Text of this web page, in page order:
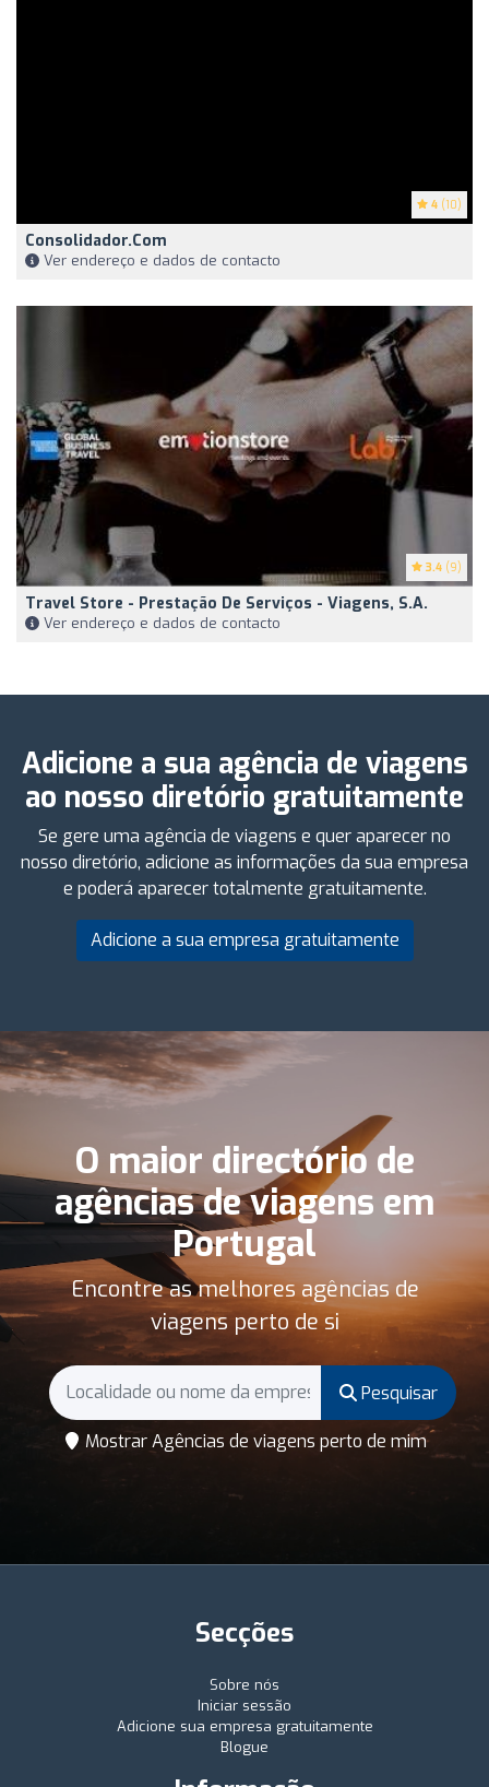
4 (10)
Consolidador.com
Ver endereço e dados de contacto
3.4 (9)
Travel Store - Prestação De Serviços - Viagens, S.A.
Ver endereço e dados de contacto
Adicione a sua agência de viagens
ao nosso diretório gratuitamente
Se gere uma agência de viagens e quer aparecer no
nosso diretório, adicione as informações da sua empresa
e poderá aparecer totalmente gratuitamente.
Adicione a sua empresa gratuitamente
O maior directório de
agências de viagens em
Portugal
Encontre as melhores agências de
viagens perto de si
Pesquisar
Mostrar Agências de viagens perto de mim
Secções
Sobre nós
Iniciar sessão
Adicione sua empresa gratuitamente
Blogue